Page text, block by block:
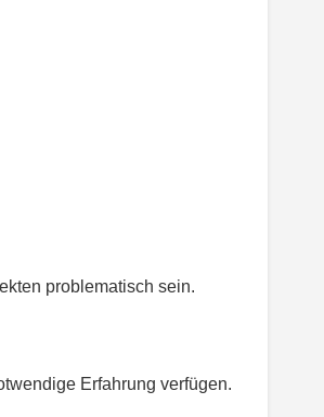
problematisch sein.
Erfahrung verfügen.